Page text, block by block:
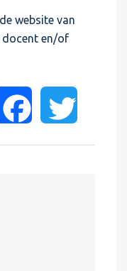
website van
docent en/of
Facebook